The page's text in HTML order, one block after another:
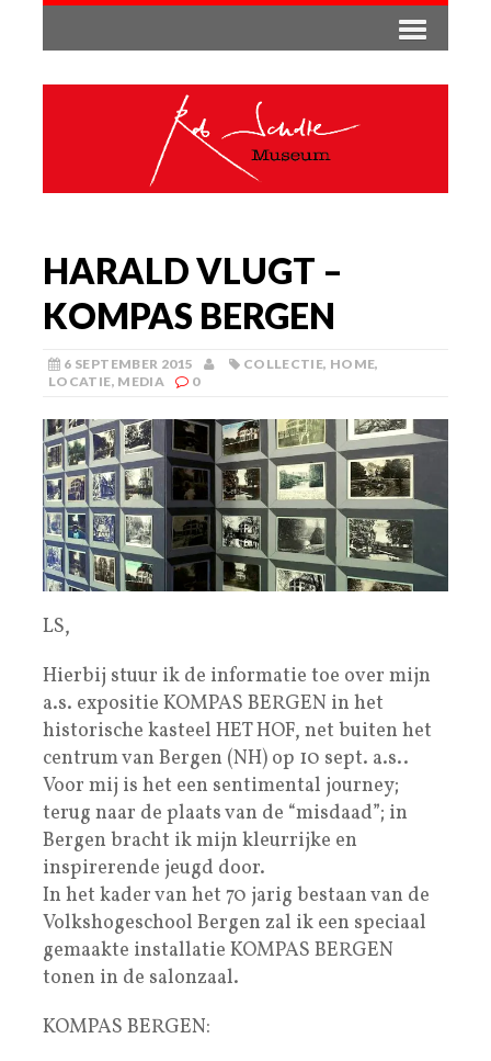
HARALD VLUGT –
KOMPAS BERGEN
6 SEPTEMBER 2015 COLLECTIE, HOME,
LOCATIE, MEDIA 0
LS,
Hierbij stuur ik de informatie toe over mijn
a.s. expositie KOMPAS BERGEN in het
historische kasteel HET HOF, net buiten het
centrum van Bergen (NH) op 10 sept. a.s..
Voor mij is het een sentimental journey;
terug naar de plaats van de “misdaad”; in
Bergen bracht ik mijn kleurrijke en
inspirerende jeugd door.
In het kader van het 70 jarig bestaan van de
Volkshogeschool Bergen zal ik een speciaal
gemaakte installatie KOMPAS BERGEN
tonen in de salonzaal.
KOMPAS BERGEN: